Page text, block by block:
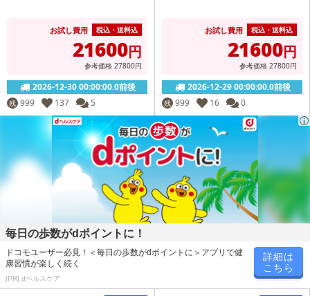
お試し費用 税込・送料込
21600円
参考価格 27800円
2026-12-30 00:00:00.0前後
残 999 137 5
お試し費用 税込・送料込
21600円
参考価格 27800円
2026-12-29 00:00:00.0前後
残 999 16 0
毎日の歩数がdポイントに！
ドコモユーザー必見！＜毎日の歩数がdポイントに＞アプリで健
康習慣が楽しく続く
[PR] dヘルスケア
詳細は
こちら